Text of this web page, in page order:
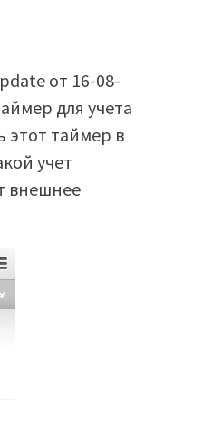
от 16-08-
для учета
этот таймер в
учет
внешнее